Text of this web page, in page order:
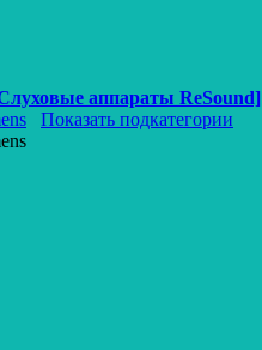
аппараты ReSound]
Показать подкатегории